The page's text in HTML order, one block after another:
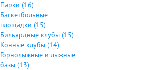
Парки (16)
Баскетбольные
площадки (15)
Бильярдные клубы (15)
Конные клубы (14)
Горнолыжные и лыжные
базы (13)